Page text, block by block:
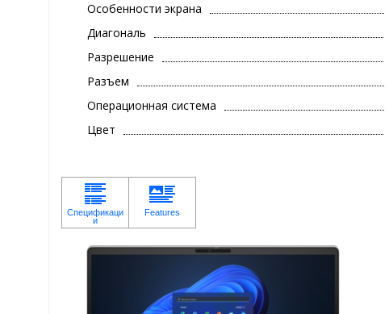
Особенности экрана
Диагональ
Разрешение
Разъем
Операционная система
Цвет